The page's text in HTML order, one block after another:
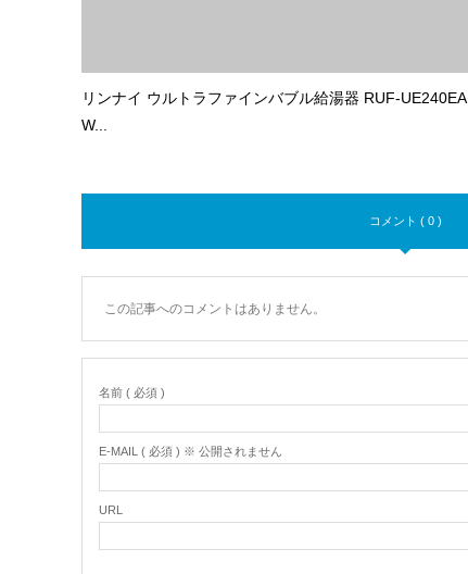
リンナイ ウルトラファインバブル給湯器 RUF-UE240EA
W...
コメント ( 0 )
この記事へのコメントはありません。
名前 ( 必須 )
E-MAIL ( 必須 ) ※ 公開されません
URL